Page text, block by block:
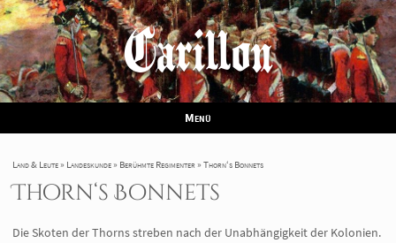
Carillon
Menü
Land & Leute Landeskunde Berühmte Regimenter Thorn‘s Bonnets
Thorn‘s Bonnets
Die Skoten der Thorns streben nach der Unabhängigkeit der Kolonien.